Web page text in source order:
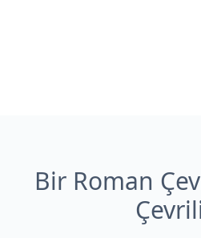
Bir Roman